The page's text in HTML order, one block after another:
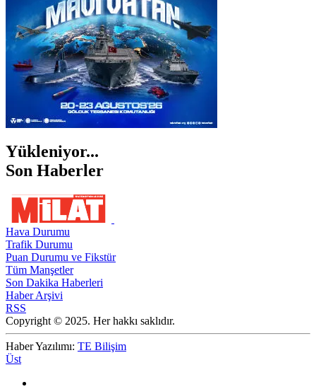
Yükleniyor...
Son Haberler
Hava Durumu
Trafik Durumu
Puan Durumu ve Fikstür
Tüm Manşetler
Son Dakika Haberleri
Haber Arşivi
RSS
Copyright © 2025. Her hakkı saklıdır.
Haber Yazılımı: TE Bilişim
Üst